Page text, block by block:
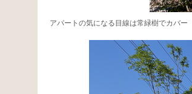
アパートの気になる目線は常緑樹でカバー